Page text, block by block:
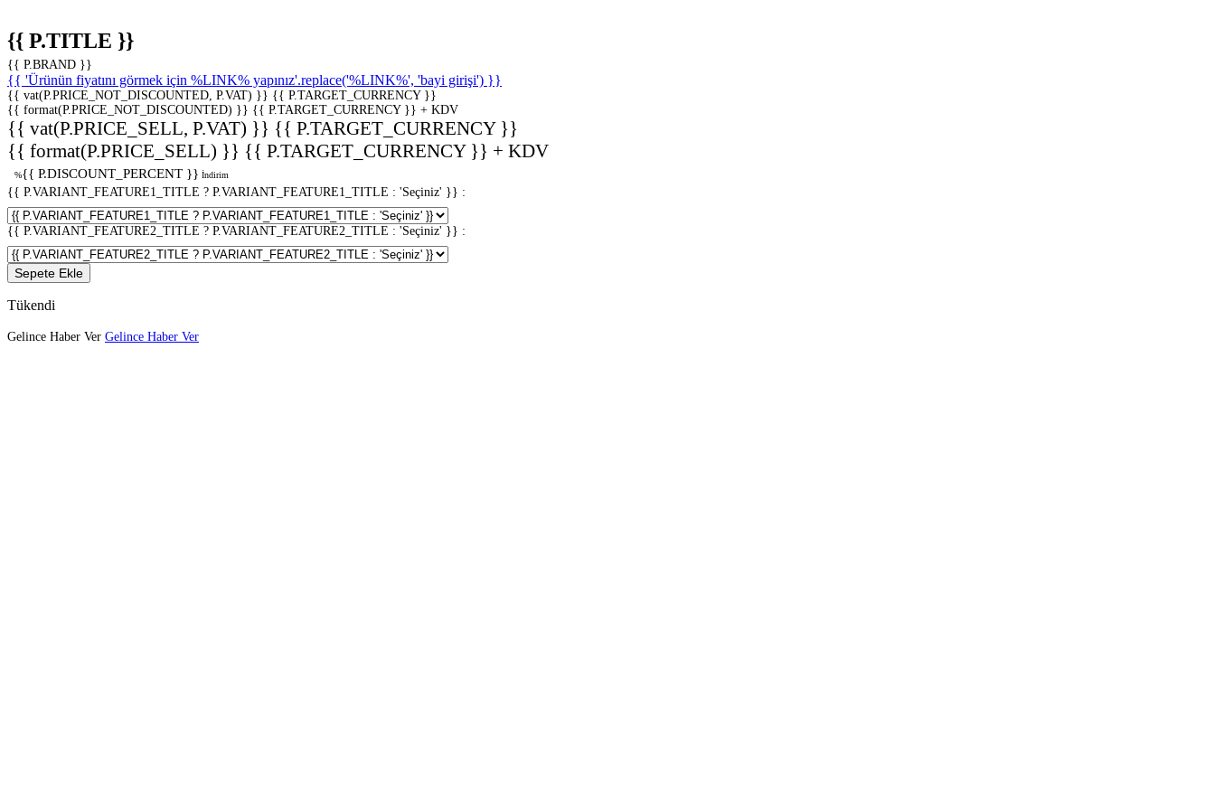
{{ P.TITLE }}
{{ P.BRAND }}
{{ 'Ürünün fiyatını görmek için %LINK% yapınız'.replace('%LINK%', 'bayi girişi') }}
{{ vat(P.PRICE_NOT_DISCOUNTED, P.VAT) }} {{ P.TARGET_CURRENCY }}
{{ format(P.PRICE_NOT_DISCOUNTED) }} {{ P.TARGET_CURRENCY }} + KDV
{{ vat(P.PRICE_SELL, P.VAT) }} {{ P.TARGET_CURRENCY }}
{{ format(P.PRICE_SELL) }} {{ P.TARGET_CURRENCY }} + KDV
%{{ P.DISCOUNT_PERCENT }} İndirim
{{ P.VARIANT_FEATURE1_TITLE ? P.VARIANT_FEATURE1_TITLE : 'Seçiniz' }} :
{{ P.VARIANT_FEATURE2_TITLE ? P.VARIANT_FEATURE2_TITLE : 'Seçiniz' }} :
Sepete Ekle
Tükendi
Gelince Haber Ver Gelince Haber Ver